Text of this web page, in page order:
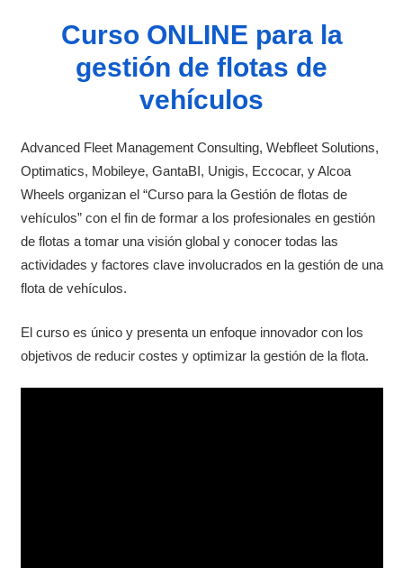
Curso ONLINE para la
gestión de flotas de
vehículos
Advanced Fleet Management Consulting, Webfleet Solutions,
Optimatics, Mobileye, GantaBI, Unigis, Eccocar, y Alcoa
Wheels organizan el “Curso para la Gestión de flotas de
vehículos” con el fin de formar a los profesionales en gestión
de flotas a tomar una visión global y conocer todas las
actividades y factores clave involucrados en la gestión de una
flota de vehículos.
El curso es único y presenta un enfoque innovador con los
objetivos de reducir costes y optimizar la gestión de la flota.